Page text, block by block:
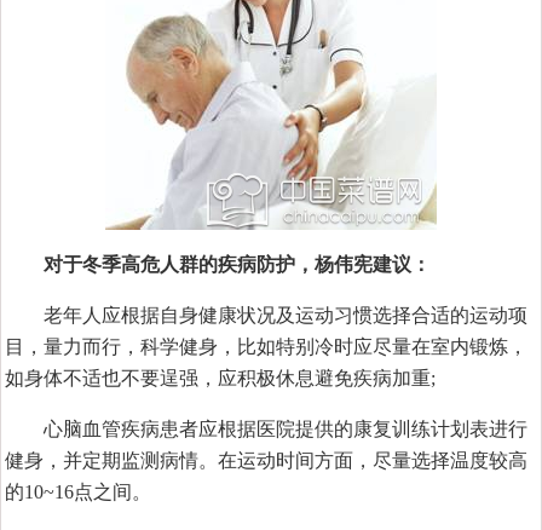
对于冬季高危人群的疾病防护，杨伟宪建议：
老年人应根据自身健康状况及运动习惯选择合适的运动项
目，量力而行，科学健身，比如特别冷时应尽量在室内锻炼，
如身体不适也不要逞强，应积极休息避免疾病加重;
心脑血管疾病患者应根据医院提供的康复训练计划表进行
健身，并定期监测病情。在运动时间方面，尽量选择温度较高
的10~16点之间。